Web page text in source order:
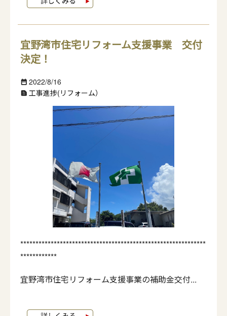
宜野湾市住宅リフォーム支援事業 交付
決定！
date_range 2022/8/16
text_snippet 工事進捗(リフォーム）
*************************************************************
************
宜野湾市住宅リフォーム支援事業の補助金交付...